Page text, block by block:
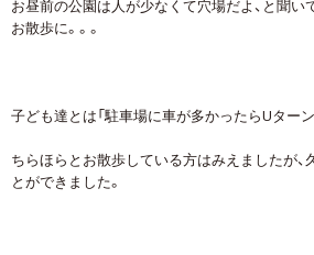
お昼前の公園は人が少なくて穴場だよ、と聞
お散歩に。。。
子ども達とは「駐車場に車が多かったらUターン
ちらほらとお散歩している方はみえましたが、
とができました。